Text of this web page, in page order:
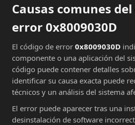
Causas comunes
error 0x8009030D
El código de error 0x8009030D
componente o una aplicación del
código puede contener detalles
identificar su causa exacta puede
técnicos y un análisis del sistema
El error puede aparecer tras una
desinstalación de software